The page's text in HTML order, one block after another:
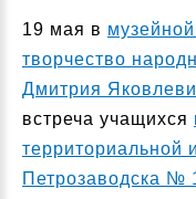
19 мая в
творчество
Дмитрия
встреча учащихся
территориальной
Петрозаводска №